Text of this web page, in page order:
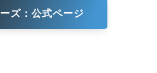
ズ：公式ページ